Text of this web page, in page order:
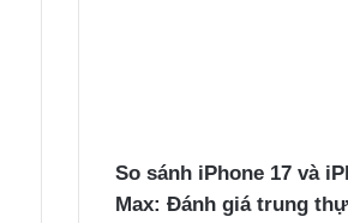
So sánh iPhone 17 và
Max: Đánh giá trung